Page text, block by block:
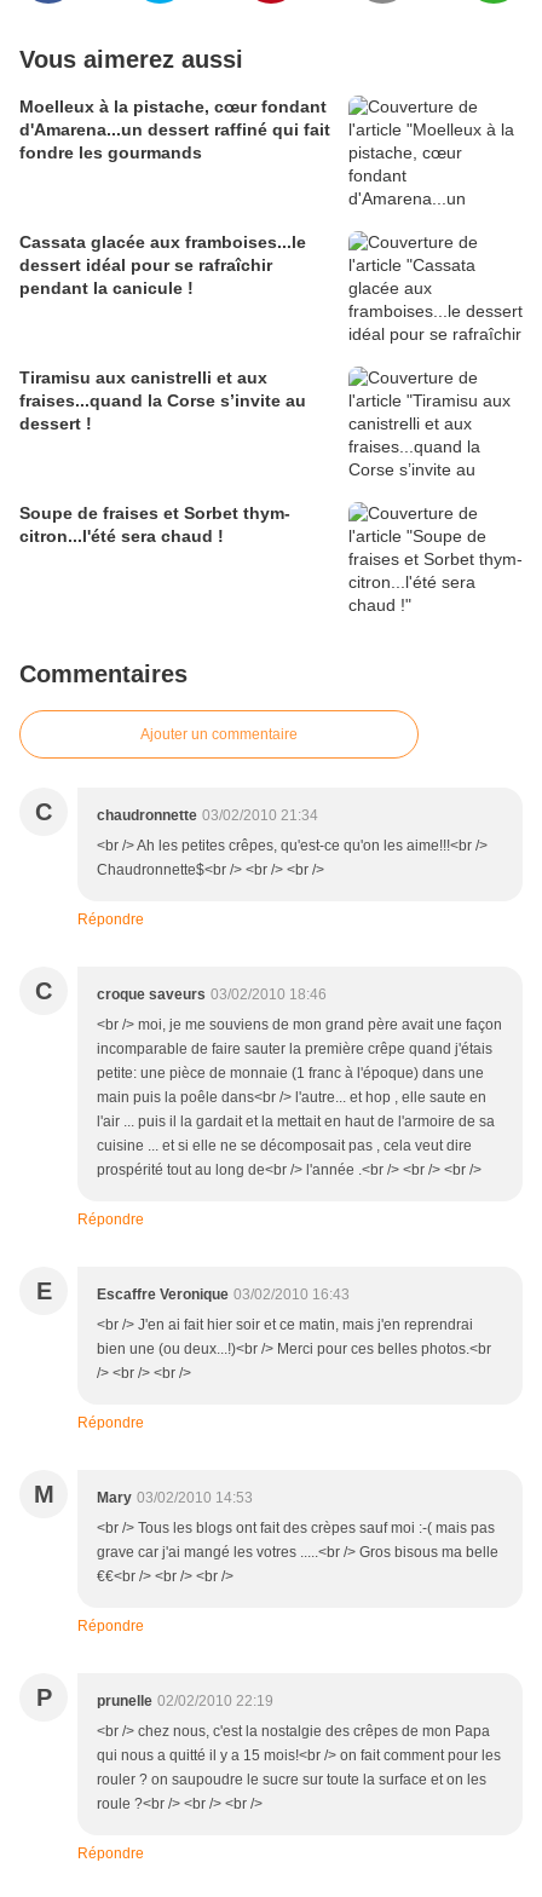
Vous aimerez aussi
Moelleux à la pistache, cœur fondant
d'Amarena...un dessert raffiné qui fait
fondre les gourmands
Cassata glacée aux framboises...le
dessert idéal pour se rafraîchir
pendant la canicule !
Tiramisu aux canistrelli et aux
fraises...quand la Corse s’invite au
dessert !
Soupe de fraises et Sorbet thym-
citron...l'été sera chaud !
Commentaires
Ajouter un commentaire
C chaudronnette 03/02/2010 21:34
<br /> Ah les petites crêpes, qu'est-ce qu'on les aime!!!<br />
Chaudronnette$<br /> <br /> <br />
Répondre
C croque saveurs 03/02/2010 18:46
<br /> moi, je me souviens de mon grand père avait une façon
incomparable de faire sauter la première crêpe quand j'étais
petite: une pièce de monnaie (1 franc à l'époque) dans une
main puis la poêle dans<br /> l'autre... et hop , elle saute en
l'air ... puis il la gardait et la mettait en haut de l'armoire de sa
cuisine ... et si elle ne se décomposait pas , cela veut dire
prospérité tout au long de<br /> l'année .<br /> <br /> <br />
Répondre
E Escaffre Veronique 03/02/2010 16:43
<br /> J'en ai fait hier soir et ce matin, mais j'en reprendrai
bien une (ou deux...!)<br /> Merci pour ces belles photos.<br
/> <br /> <br />
Répondre
M Mary 03/02/2010 14:53
<br /> Tous les blogs ont fait des crèpes sauf moi :-( mais pas
grave car j'ai mangé les votres .....<br /> Gros bisous ma belle
€€<br /> <br /> <br />
Répondre
P prunelle 02/02/2010 22:19
<br /> chez nous, c'est la nostalgie des crêpes de mon Papa
qui nous a quitté il y a 15 mois!<br /> on fait comment pour les
rouler ? on saupoudre le sucre sur toute la surface et on les
roule ?<br /> <br /> <br />
Répondre